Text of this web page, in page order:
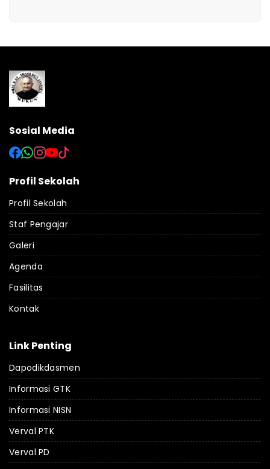
Sosial Media
Profil Sekolah
Profil Sekolah
Staf Pengajar
Galeri
Agenda
Fasilitas
Kontak
Link Penting
Dapodikdasmen
Informasi GTK
Informasi NISN
Verval PTK
Verval PD